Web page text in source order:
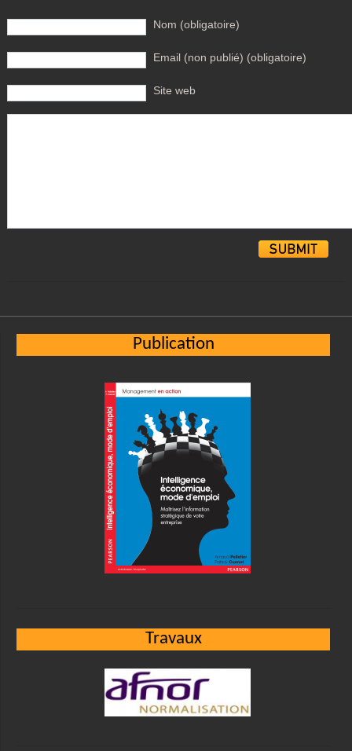
Nom (obligatoire)
Email (non publié) (obligatoire)
Site web
Publication
Travaux